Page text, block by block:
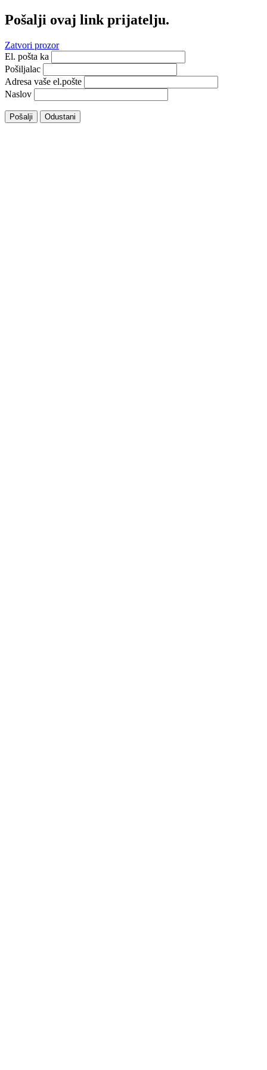
Pošalji ovaj link prijatelju.
Zatvori prozor
El. pošta ka
Pošiljalac
Adresa vaše el.pošte
Naslov
Pošalji Odustani